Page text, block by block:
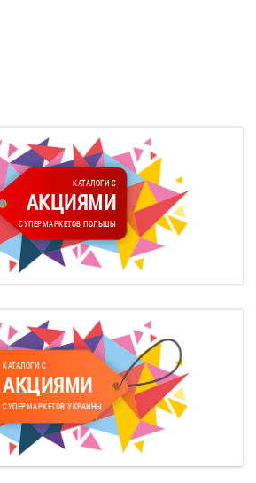
КАТАЛОГИ С
АКЦИЯМИ
СУПЕРМАРКЕТОВ ПОЛЬШЫ
КАТАЛОГИ С
АКЦИЯМИ
СУПЕРМАРКЕТОВ УКРАИНЫ